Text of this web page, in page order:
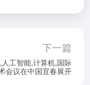
下一篇
工智能,计算机,国际
会议在中国宜春展开